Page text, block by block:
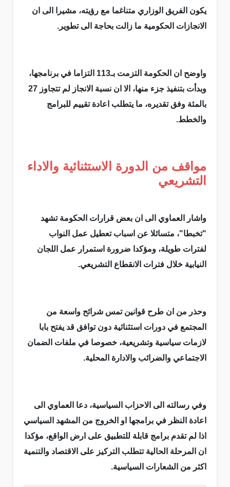
يكون الفريق الوزاري متناغما مع رؤيته، مشيرا الى ان
الانجازات الحكومية ما زالت بحاجة الى تطوير.
واوضح ان الحكومة التزمت بـ113 التزاما في برنامجها،
وبدأت بتنفيذ جزء منها، الا ان نسبة الانجاز لم تتجاوز 27
بالمئة وفق تقديره، ما يتطلب اعادة تقييم للبرامج
والخطط.
مواقف من الدورة الاستثنائية والاداء
التشريعي
واشار العماوي الى ان بعض قرارات الحكومة تشهد
"تخبطا"، متسائلا عن اسباب تعطيل عمل النواب
لفترات طويلة، ومؤكدا ضرورة استمرار عمل اللجان
النيابية خلال فترات الانقطاع التشريعي.
وحذر من ان طرح قوانين تمس شرائح واسعة من
المجتمع في دورات استثنائية دون توافق قد يفتح بابا
لازمات سياسية وتشريعية، خصوصا في ملفات الضمان
الاجتماعي والضرائب والادارة المحلية.
وفي رسالته الى الاحزاب السياسية، دعا العماوي الى
اعادة النظر في برامجها او الخروج من المشهد السياسي
اذا لم تقدم برامج قابلة للتطبيق على ارض الواقع، مؤكدا
ان المرحلة الحالية تتطلب التركيز على الاقتصاد والتنمية
اكثر من الشعارات السياسية.